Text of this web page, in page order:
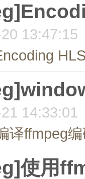
13:47:15
14:33:01
译ffmpeg
使用